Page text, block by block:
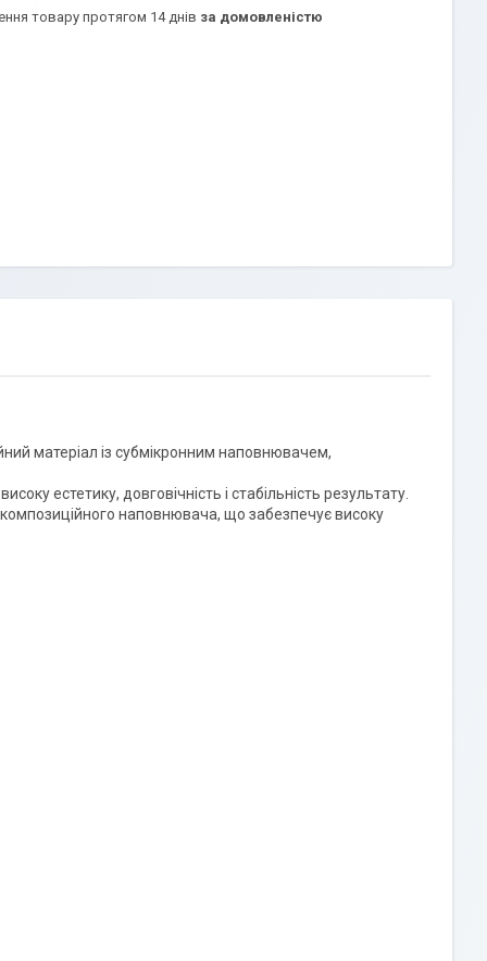
товару протягом 14 днів за домовленістю
матеріал із субмікронним наповнювачем,
естетику, довговічність і стабільність результату.
наповнювача, що забезпечує високу